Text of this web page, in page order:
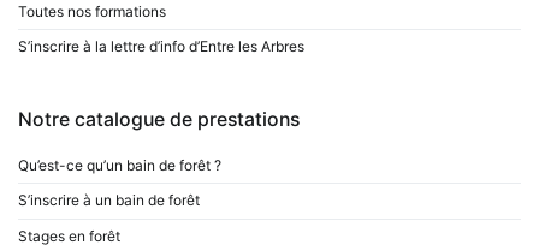
Toutes nos formations
S’inscrire à la lettre d’info d’Entre les Arbres
Notre catalogue de prestations
Qu’est-ce qu’un bain de forêt ?
S’inscrire à un bain de forêt
Stages en forêt